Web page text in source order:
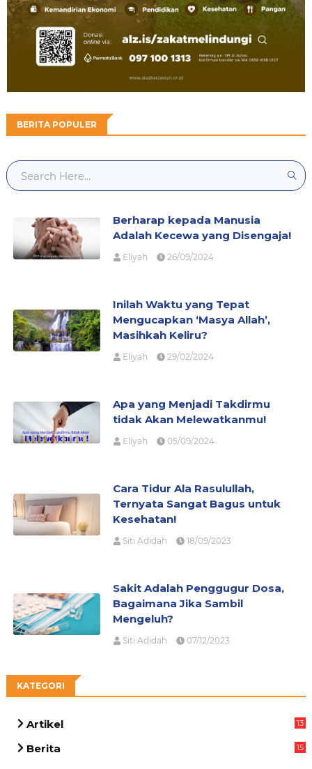
BERITA POPULER
Berharap kepada Manusia
Adalah Kecewa yang Disengaja!
Eliyah 26/09/2024
Inilah Waktu yang Tepat
Mengucapkan ‘Masya Allah’,
Masihkah Keliru?
Eliyah 29/02/2024
Apa yang Menjadi Takdirmu
tidak Akan Melewatkanmu!
Eliyah 05/09/2024
Cara Tidur Ala Rasulullah,
Ternyata Sangat Bagus untuk
Kesehatan!
Siti Adidah 18/09/2023
Sakit Adalah Penggugur Dosa,
Bagaimana Jika Sambil
Mengeluh?
Siti Adidah 07/12/2023
KATEGORI
Artikel
13
Berita
15